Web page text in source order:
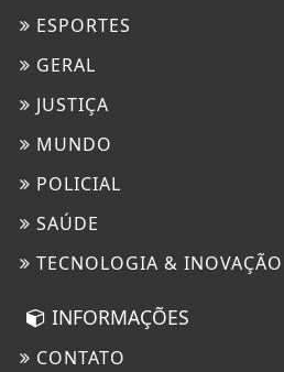
ESPORTES
GERAL
JUSTIÇA
MUNDO
POLICIAL
SAÚDE
TECNOLOGIA & INOVAÇÃO
INFORMAÇÕES
CONTATO